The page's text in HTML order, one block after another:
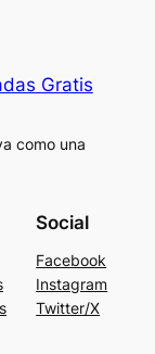
Gratis
como una
Social
Facebook
Instagram
Twitter/X